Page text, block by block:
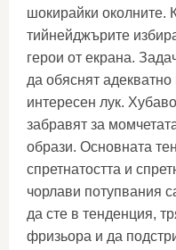
шокирайки околните.
тийнейджърите
герои от екрана.
да обяснят
интересен лук.
забравят за
образи. Основната
спретнатостта и
чорлави потупвания
да сте в тенденция,
фризьора и да